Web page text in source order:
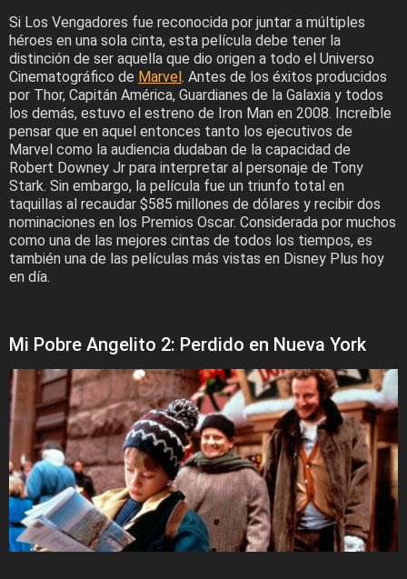
Si Los Vengadores fue reconocida por juntar a múltiples
héroes en una sola cinta, esta película debe tener la
distinción de ser aquella que dio origen a todo el Universo
Cinematográfico de Marvel. Antes de los éxitos producidos
por Thor, Capitán América, Guardianes de la Galaxia y todos
los demás, estuvo el estreno de Iron Man en 2008. Increíble
pensar que en aquel entonces tanto los ejecutivos de
Marvel como la audiencia dudaban de la capacidad de
Robert Downey Jr para interpretar al personaje de Tony
Stark. Sin embargo, la película fue un triunfo total en
taquillas al recaudar $585 millones de dólares y recibir dos
nominaciones en los Premios Oscar. Considerada por muchos
como una de las mejores cintas de todos los tiempos, es
también una de las películas más vistas en Disney Plus hoy
en día.
Mi Pobre Angelito 2: Perdido en Nueva York